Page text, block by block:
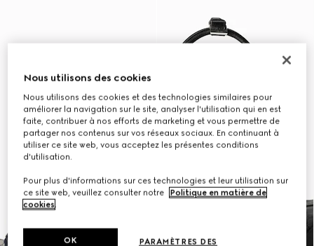
Nous utilisons des cookies
Nous utilisons des cookies et des technologies similaires pour
améliorer la navigation sur le site, analyser l'utilisation qui en est
faite, contribuer à nos efforts de marketing et vous permettre de
partager nos contenus sur vos réseaux sociaux. En continuant à
utiliser ce site web, vous acceptez les présentes conditions
d'utilisation.
Pour plus d'informations sur ces technologies et leur utilisation sur
ce site web, veuillez consulter notre
Politique en matière de
cookies.
PARAMÈTRES DES
OK